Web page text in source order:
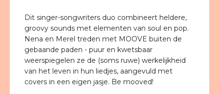
Dit singer-songwriters duo combineert heldere,
groovy sounds met elementen van soul en pop.
Nena en Merel treden met MOOVE buiten de
gebaande paden - puur en kwetsbaar
weerspiegelen ze de (soms ruwe) werkelijkheid
van het leven in hun liedjes, aangevuld met
covers in een eigen jasje. Be mooved!